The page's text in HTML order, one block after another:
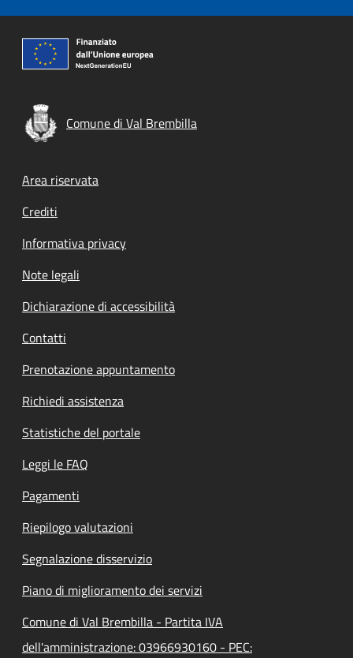
Comune di Val Brembilla
Footer menu
Area riservata
Crediti
Informativa privacy
Note legali
Dichiarazione di accessibilità
Contatti
Prenotazione appuntamento
Richiedi assistenza
Statistiche del portale
Leggi le FAQ
Pagamenti
Riepilogo valutazioni
Segnalazione disservizio
Piano di miglioramento dei servizi
Comune di Val Brembilla - Partita IVA
dell'amministrazione: 03966930160 - PEC: